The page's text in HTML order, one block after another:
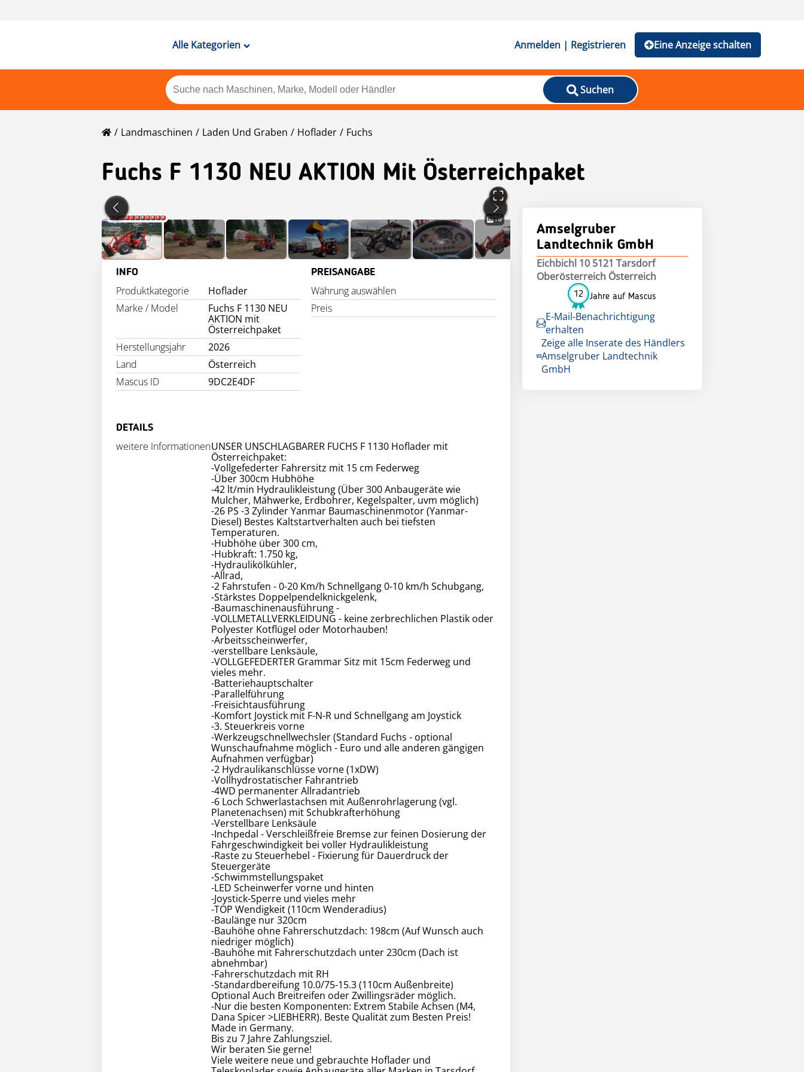
Alle Kategorien Anmelden | Registrieren Eine Anzeige schalten
Suchen
Landmaschinen Laden Und Graben Hoflader Fuchs
Fuchs F 1130 NEU AKTION Mit Österreichpaket
16
INFO
Produktkategorie
Hoflader
Marke / Model
Fuchs F 1130 NEU
AKTION mit
Österreichpaket
Herstellungsjahr
2026
Land
Österreich
Mascus ID
9DC2E4DF
PREISANGABE
Währung auswählen
Preis
DETAILS
weitere InformationenUNSER UNSCHLAGBARER FUCHS F 1130 Hoflader mit
Österreichpaket:
-Vollgefederter Fahrersitz mit 15 cm Federweg
-Über 300cm Hubhöhe
-42 lt/min Hydraulikleistung (Über 300 Anbaugeräte wie
Mulcher, Mähwerke, Erdbohrer, Kegelspalter, uvm möglich)
-26 PS -3 Zylinder Yanmar Baumaschinenmotor (Yanmar-
Diesel) Bestes Kaltstartverhalten auch bei tiefsten
Temperaturen.
-Hubhöhe über 300 cm,
-Hubkraft: 1.750 kg,
-Hydraulikölkühler,
-Allrad,
-2 Fahrstufen - 0-20 Km/h Schnellgang 0-10 km/h Schubgang,
-Stärkstes Doppelpendelknickgelenk,
-Baumaschinenausführung -
-VOLLMETALLVERKLEIDUNG - keine zerbrechlichen Plastik oder
Polyester Kotflügel oder Motorhauben!
-Arbeitsscheinwerfer,
-verstellbare Lenksäule,
-VOLLGEFEDERTER Grammar Sitz mit 15cm Federweg und
vieles mehr.
-Batteriehauptschalter
-Parallelführung
-Freisichtausführung
-Komfort Joystick mit F-N-R und Schnellgang am Joystick
-3. Steuerkreis vorne
-Werkzeugschnellwechsler (Standard Fuchs - optional
Wunschaufnahme möglich - Euro und alle anderen gängigen
Aufnahmen verfügbar)
-2 Hydraulikanschlüsse vorne (1xDW)
-Vollhydrostatischer Fahrantrieb
-4WD permanenter Allradantrieb
-6 Loch Schwerlastachsen mit Außenrohrlagerung (vgl.
Planetenachsen) mit Schubkrafterhöhung
-Verstellbare Lenksäule
-Inchpedal - Verschleißfreie Bremse zur feinen Dosierung der
Fahrgeschwindigkeit bei voller Hydraulikleistung
-Raste zu Steuerhebel - Fixierung für Dauerdruck der
Steuergeräte
-Schwimmstellungspaket
-LED Scheinwerfer vorne und hinten
-Joystick-Sperre und vieles mehr
-TOP Wendigkeit (110cm Wenderadius)
-Baulänge nur 320cm
-Bauhöhe ohne Fahrerschutzdach: 198cm (Auf Wunsch auch
niedriger möglich)
-Bauhöhe mit Fahrerschutzdach unter 230cm (Dach ist
abnehmbar)
-Fahrerschutzdach mit RH
-Standardbereifung 10.0/75-15.3 (110cm Außenbreite)
Optional Auch Breitreifen oder Zwillingsräder möglich.
-Nur die besten Komponenten: Extrem Stabile Achsen (M4,
Dana Spicer >LIEBHERR). Beste Qualität zum Besten Preis!
Made in Germany.
Bis zu 7 Jahre Zahlungsziel.
Wir beraten Sie gerne!
Viele weitere neue und gebrauchte Hoflader und
Amselgruber
Landtechnik GmbH
Eichbichl 10 5121 Tarsdorf
Oberösterreich Österreich
12 Jahre auf Mascus
E-Mail-Benachrichtigung
erhalten
Zeige alle Inserate des Händlers
Amselgruber Landtechnik
GmbH